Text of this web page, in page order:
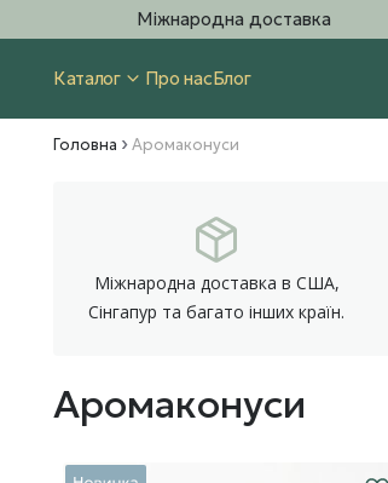
Міжнародна доставка
Каталог Про насБлог
Головна Аромаконуси
Міжнародна доставка в США,
Сінгапур та багато інших країн.
Аромаконуси